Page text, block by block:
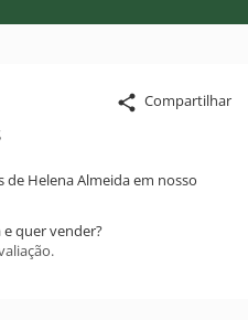
Compartilhar
Helena Almeida em nosso
quer vender?